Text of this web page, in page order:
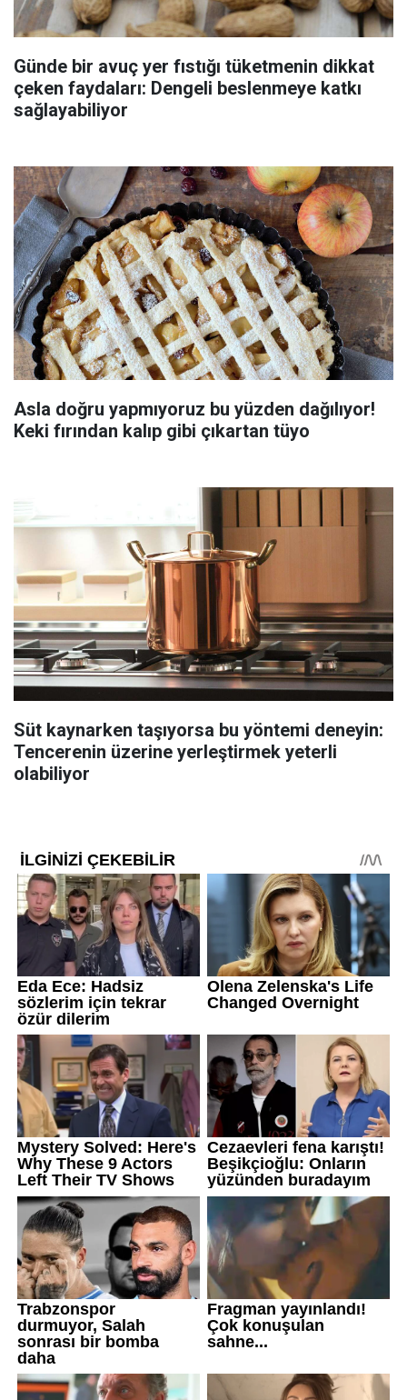
Günde bir avuç yer fıstığı tüketmenin dikkat
çeken faydaları: Dengeli beslenmeye katkı
sağlayabiliyor
Asla doğru yapmıyoruz bu yüzden dağılıyor!
Keki fırından kalıp gibi çıkartan tüyo
Süt kaynarken taşıyorsa bu yöntemi deneyin:
Tencerenin üzerine yerleştirmek yeterli
olabiliyor